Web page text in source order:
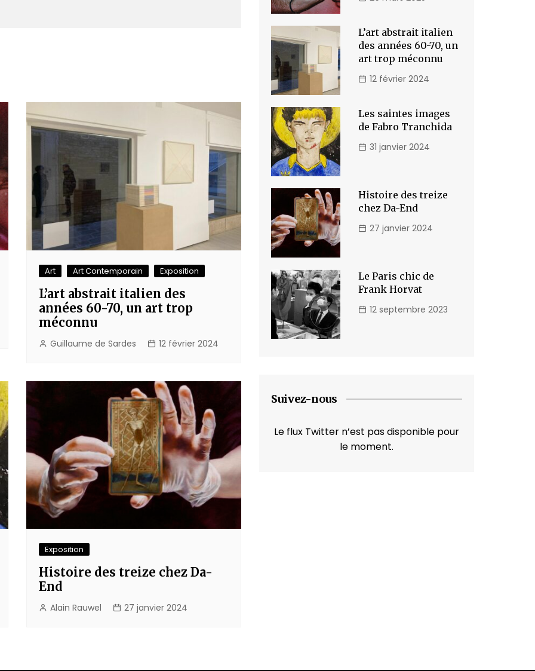
Art Art Contemporain Exposition
L’art abstrait italien des
années 60-70, un art trop
méconnu
Guillaume de Sardes 12 février 2024
Exposition
Histoire des treize chez Da-
End
Alain Rauwel 27 janvier 2024
L’art abstrait italien
des années 60-70, un
art trop méconnu
12 février 2024
Les saintes images
de Fabro Tranchida
31 janvier 2024
Histoire des treize
chez Da-End
27 janvier 2024
Le Paris chic de
Frank Horvat
12 septembre 2023
Suivez-nous
Le flux Twitter n’est pas disponible pour
le moment.